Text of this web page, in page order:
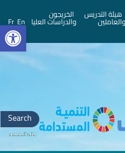
هيئة التدريس
والعاملين
الخريجون
والدراسات العليا En
Fr
Search
for: